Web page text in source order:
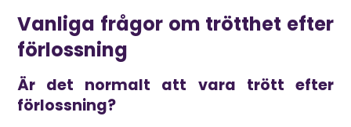
Vanliga frågor om trötthet efter
förlossning
Är det normalt att vara trött efter
förlossning?